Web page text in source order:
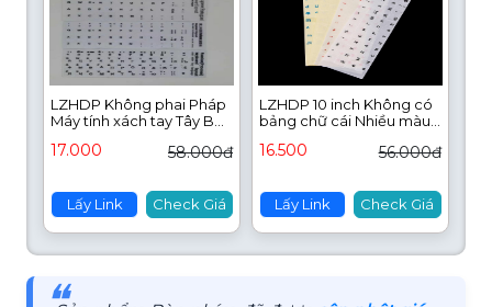
LZHDP Không phai Pháp
Máy tính xách tay Tây Ban
Anh Nga Bố trí nút bảng
Màng bảo vệ chữ cái
17.000 58.000đ
Lấy Link Check Giá
LZHDP 10 inch Không có
bảng chữ cái Nhiều màu
Hình dán bàn phím tiếng
16.500 56.000đ
Lấy Link Check Giá